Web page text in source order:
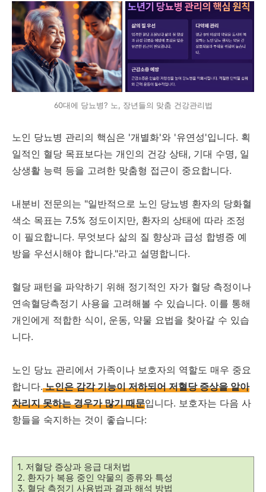
60대에 당뇨병? 노, 장년들의 맞춤 건강관리법
노인 당뇨병 관리의 핵심은 '개별화'와 '유연성'입니다. 획
일적인 혈당 목표보다는 개인의 건강 상태, 기대 수명, 일
상생활 능력 등을 고려한 맞춤형 접근이 중요합니다.
내분비 전문의는 "일반적으로 노인 당뇨병 환자의 당화혈
색소 목표는 7.5% 정도이지만, 환자의 상태에 따라 조정
이 필요합니다. 무엇보다 삶의 질 향상과 급성 합병증 예
방을 우선시해야 합니다."라고 설명합니다.
혈당 패턴을 파악하기 위해 정기적인 자가 혈당 측정이나
연속혈당측정기 사용을 고려해볼 수 있습니다. 이를 통해
개인에게 적합한 식이, 운동, 약물 요법을 찾아갈 수 있습
니다.
노인 당뇨 관리에서 가족이나 보호자의 역할도 매우 중요
합니다.노인은 감각 기능이 저하되어 저혈당 증상을 알아
차리지 못하는 경우가 많기 때문입니다. 보호자는 다음 사
항들을 숙지하는 것이 좋습니다:
1. 저혈당 증상과 응급 대처법
2. 환자가 복용 중인 약물의 종류와 특성
3. 혈당 측정기 사용법과 결과 해석 방법